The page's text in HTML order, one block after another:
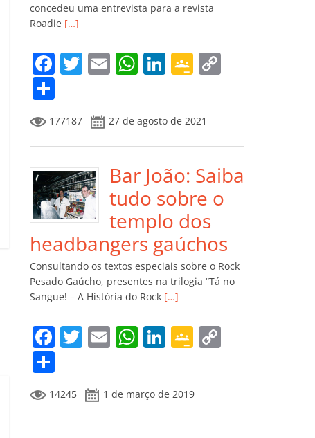
concedeu uma entrevista para a revista
Roadie […]
F
e
b
o
o
k
T
itt
er
E
l
W
s
A
p
p
Li
e
dI
n
G
gl
e
Cl
a
ss
ro
o
m
Li
n
k
o
m
p
ar
til
h
ar
177187 27 de agosto de 2021
Bar João: Saiba
tudo sobre o
templo dos
headbangers gaúchos
Consultando os textos especiais sobre o Rock
Pesado Gaúcho, presentes na trilogia “Tá no
Sangue! – A História do Rock […]
F
e
T
itt
er
E
l
W
s
Li
e
G
gl
o
m
14245 1 de março de 2019